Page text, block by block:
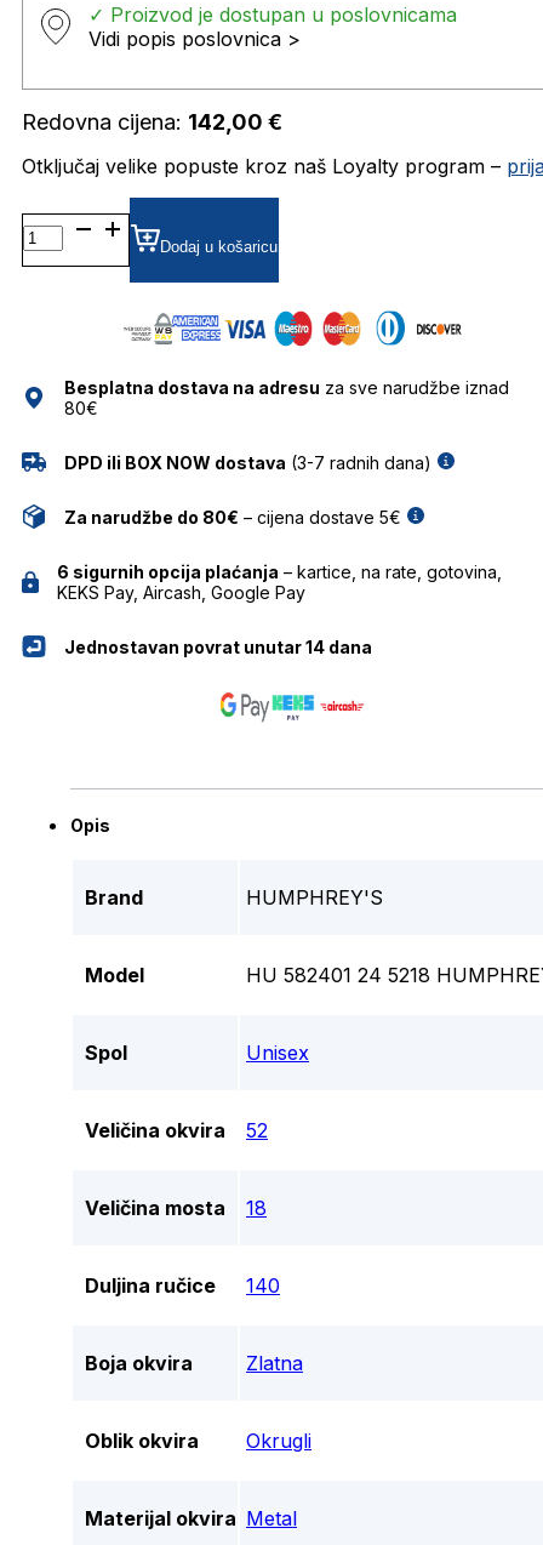
✓ Proizvod je dostupan u poslovnicama
Vidi popis poslovnica >
Redovna cijena: 142,00 €
Otključaj velike popuste kroz naš Loyalty program –
HU582401 DIOPTRIJSKI
OKVIRI
HUMPHREY'S
Dodaj u košaricu
Besplatna dostava na adresu za sve narudžbe iznad
80€
DPD ili BOX NOW dostava (3-7 radnih dana)
Za narudžbe do 80€ – cijena dostave 5€
6 sigurnih opcija plaćanja – kartice, na rate, gotovina,
KEKS Pay, Aircash, Google Pay
Jednostavan povrat unutar 14 dana
Opis
Brand HUMPHREY'S
Model HU 582401 24 5218
Spol Unisex
Veličina okvira 52
Veličina mosta 18
Duljina ručice 140
Boja okvira Zlatna
Oblik okvira Okrugli
Materijal okvira Metal